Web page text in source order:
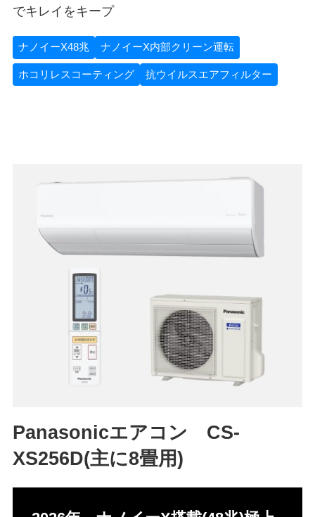
でキレイをキープ
ナノイーX48兆 ナノイーX内部クリーン運転
ホコリレスコーティング 抗ウイルスエアフィルター
Panasonicエアコン CS-
XS256D(主に8畳用)